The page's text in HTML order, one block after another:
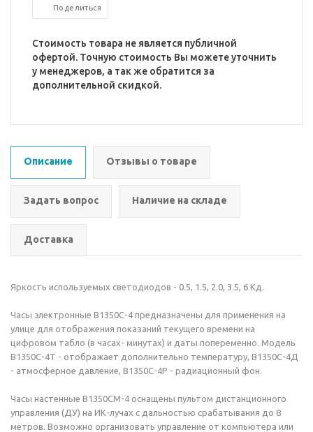
Поделиться
Стоимость товара не является публичной
офертой. Точную стоимость Вы можете уточнить
у менеджеров, а так же обратится за
дополнительной скидкой.
Описание Отзывы о товаре
Задать вопрос Наличие на складе
Доставка
Яркость используемых светодиодов - 0.5, 1.5, 2.0, 3.5, 6 Кд.
Часы электронные В1350С-4 предназначены для применения на
улице для отображения показаний текущего времени на
цифровом табло (в часах- минутах) и даты попеременно. Модель
В1350С-4Т - отображает дополнительно температуру, В1350С-4Д
- атмосферное давление, В1350С-4Р - радиационный фон.
Часы настенные В1350СМ-4 оснащены пультом дистанционного
управления (ДУ) на ИК-лучах с дальностью срабатывания до 8
метров. Возможно организовать управление от компьютера или